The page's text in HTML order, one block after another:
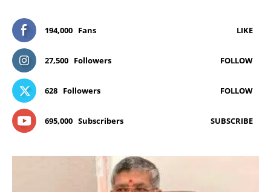
194,000 Fans LIKE
27,500 Followers FOLLOW
628 Followers FOLLOW
695,000 Subscribers SUBSCRIBE